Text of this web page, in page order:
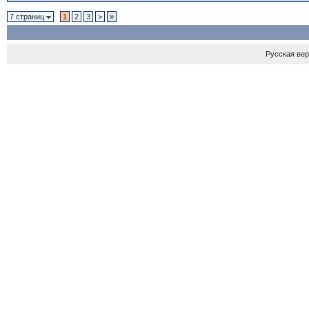
7 страниц 1 2 3 > »
Русская